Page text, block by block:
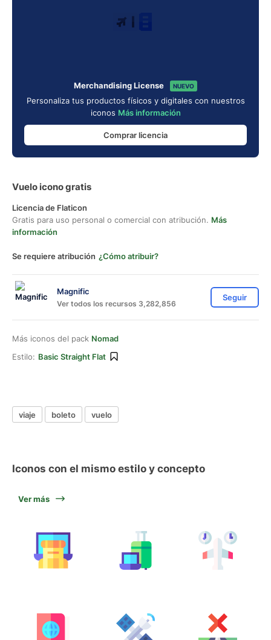
Merchandising License NUEVO
Personaliza tus productos físicos y digitales con nuestros
iconos Más información
Comprar licencia
Vuelo icono gratis
Licencia de Flaticon
Gratis para uso personal o comercial con atribución. Más
información
Se requiere atribución ¿Cómo atribuir?
Magnific
Ver todos los recursos 3,282,856
Seguir
Más iconos del pack Nomad
Estilo: Basic Straight Flat
viaje boleto vuelo
Iconos con el mismo estilo y concepto
Ver más